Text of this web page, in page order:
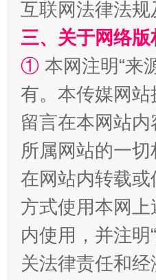
“蜀中异人”王建安的艺
互联网法律法
三、关于网络版
① 本网注明“来
有。本传媒网
留言在本网站
所属网站的一
在网站内转载
方式使用本网
内使用，并注
关法律责任和